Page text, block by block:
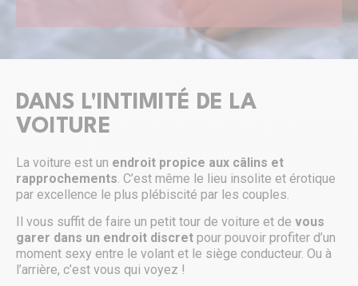
DANS L'INTIMITÉ DE LA
VOITURE
La voiture est un endroit propice aux câlins et
rapprochements . C’est même le lieu insolite et érotique
par excellence le plus plébiscité par les couples.
Il vous suffit de faire un petit tour de voiture et de vous
garer dans un endroit discret pour pouvoir profiter d’un
moment sexy entre le volant et le siège conducteur. Ou à
l’arrière, c’est vous qui voyez !